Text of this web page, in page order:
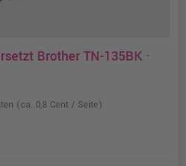
Brother TN-135BK ·
(ca. 0,8 Cent / Seite)